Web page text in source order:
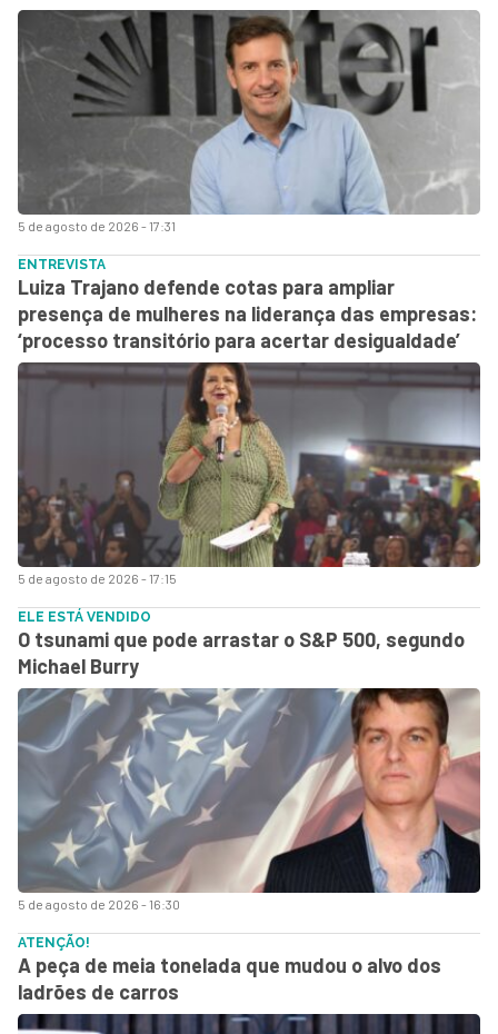
5 de agosto de 2026 - 17:31
5 de agosto de 2026 - 17:15
ENTREVISTA
Luiza Trajano defende cotas para ampliar
presença de mulheres na liderança das empresas:
‘processo transitório para acertar desigualdade’
5 de agosto de 2026 - 16:30
ELE ESTÁ VENDIDO
O tsunami que pode arrastar o S&P 500, segundo
Michael Burry
ATENÇÃO!
A peça de meia tonelada que mudou o alvo dos
ladrões de carros